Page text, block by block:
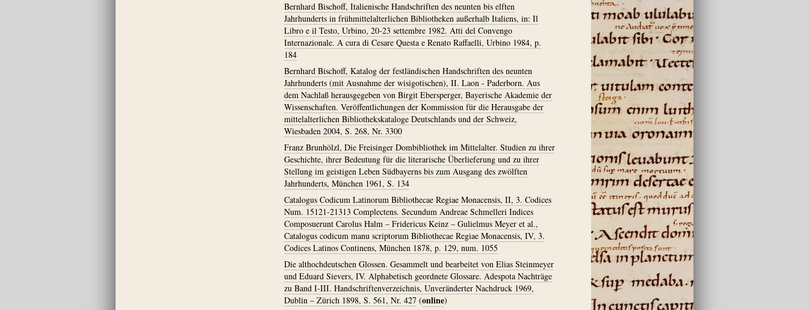
Bernhard Bischoff, Italienische Handschriften des neunten bis elften
Jahrhunderts in frühmittelalterlichen Bibliotheken außerhalb Italiens, in: Il
Libro e il Testo, Urbino, 20-23 settembre 1982. Atti del Convengo
Internazionale. A cura di Cesare Questa e Renato Raffaelli, Urbino 1984, p.
184
Bernhard Bischoff, Katalog der festländischen Handschriften des neunten
Jahrhunderts (mit Ausnahme der wisigotischen), II. Laon - Paderborn. Aus
dem Nachlaß herausgegeben von Birgit Ebersperger, Bayerische Akademie der
Wissenschaften. Veröffentlichungen der Kommission für die Herausgabe der
mittelalterlichen Bibliothekskataloge Deutschlands und der Schweiz,
Wiesbaden 2004, S. 268, Nr. 3300
Franz Brunhölzl, Die Freisinger Dombibliothek im Mittelalter. Studien zu ihrer
Geschichte, ihrer Bedeutung für die literarische Überlieferung und zu ihrer
Stellung im geistigen Leben Südbayerns bis zum Ausgang des zwölften
Jahrhunderts, München 1961, S. 134
Catalogus Codicum Latinorum Bibliothecae Regiae Monacensis, II, 3. Codices
Num. 15121-21313 Complectens. Secundum Andreae Schmelleri Indices
Composuerunt Carolus Halm – Fridericus Keinz – Gulielmus Meyer et al.,
Catalogus codicum manu scriptorum Bibliothecae Regiae Monacensis, IV, 3.
Codices Latinos Continens, München 1878, p. 129, num. 1055
Die althochdeutschen Glossen. Gesammelt und bearbeitet von Elias Steinmeyer
und Eduard Sievers, IV. Alphabetisch geordnete Glossare. Adespota Nachträge
zu Band I-III. Handschriftenverzeichnis, Unveränderter Nachdruck 1969,
Dublin – Zürich 1898, S. 561, Nr. 427 (online)